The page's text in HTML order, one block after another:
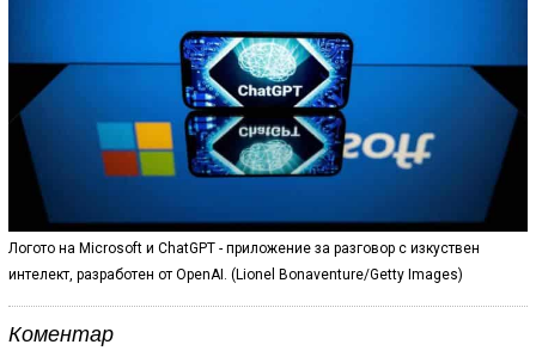
Логото на Microsoft и ChatGPT - приложение за разговор с изкуствен
интелект, разработен от OpenAI. (Lionel Bonaventure/Getty Images)
Коментар